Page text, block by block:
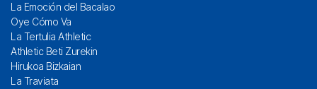
La Emoción del Bacalao
Oye Cómo Va
La Tertulia Athletic
Athletic Beti Zurekin
Hirukoa Bizkaian
La Traviata